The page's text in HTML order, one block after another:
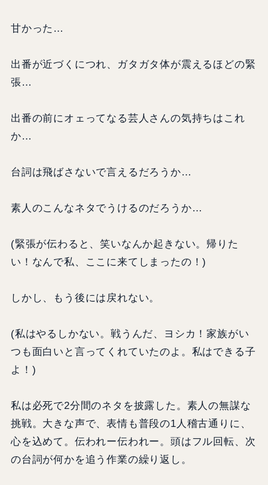
甘かった…
出番が近づくにつれ、ガタガタ体が震えるほどの緊
張…
出番の前にオェってなる芸人さんの気持ちはこれ
か…
台詞は飛ばさないで言えるだろうか…
素人のこんなネタでうけるのだろうか…
(緊張が伝わると、笑いなんか起きない。帰りた
い！なんで私、ここに来てしまったの！)
しかし、もう後には戻れない。
(私はやるしかない。戦うんだ、ヨシカ！家族がい
つも面白いと言ってくれていたのよ。私はできる子
よ！)
私は必死で2分間のネタを披露した。素人の無謀な
挑戦。大きな声で、表情も普段の1人稽古通りに、
心を込めて。伝われー伝われー。頭はフル回転、次
の台詞が何かを追う作業の繰り返し。